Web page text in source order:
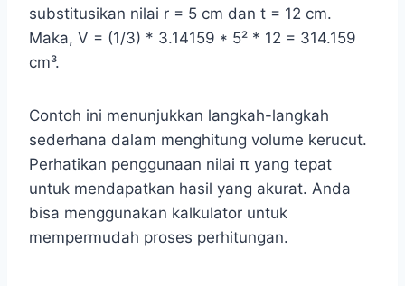
substitusikan nilai r = 5 cm dan t = 12 cm.
Maka, V = (1/3) * 3.14159 * 5² * 12 = 314.159
cm³.
Contoh ini menunjukkan langkah-langkah
sederhana dalam menghitung volume kerucut.
Perhatikan penggunaan nilai π yang tepat
untuk mendapatkan hasil yang akurat. Anda
bisa menggunakan kalkulator untuk
mempermudah proses perhitungan.